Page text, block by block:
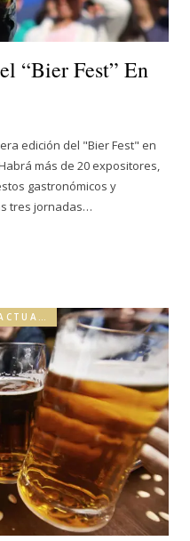
“Bier Fest” En
edición del "Bier Fest" en
más de 20 expositores,
gastronómicos y
tres jornadas…